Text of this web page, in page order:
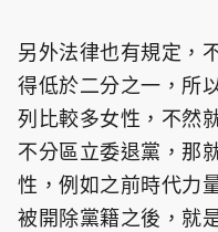
另外法律也有規定，
得低於二分之一，所
列比較多女性，不然
不分區立委退黨，那
性，例如之前時代力
被開除黨籍之後，就